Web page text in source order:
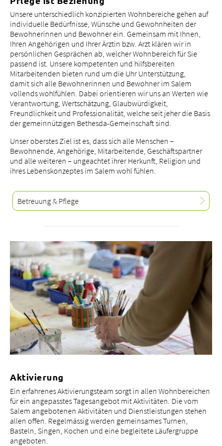
Unsere unterschiedlich konzipierten Wohnbereiche gehen auf
individuelle Bedürfnisse, Wünsche und Gewohnheiten der
Bewohnerinnen und Bewohner ein. Gemeinsam mit Ihnen,
Ihren Angehörigen und Ihrer Ärztin bzw. Arzt klären wir in
persönlichen Gesprächen ab, welcher Wohnbereich für Sie
passend ist. Unsere kompetenten und hilfsbereiten
Mitarbeitenden bieten rund um die Uhr Unterstützung,
damit sich alle Bewohnerinnen und Bewohner im Salem
vollends wohlfühlen. Dabei orientieren wir uns an Werten wie
Verantwortung, Wertschätzung, Glaubwürdigkeit,
Freundlichkeit und Professionalität, welche seit jeher die Basis
der gemeinnützigen Bethesda-Gemeinschaft sind.
Unser oberstes Ziel ist es, dass sich alle Menschen –
Bewohnende, Angehörige, Mitarbeitende, Geschäftspartner
und alle weiteren – ungeachtet ihrer Herkunft, Religion und
ihres Lebenskonzeptes im Salem wohl fühlen.
Betreuung & Pflege
Aktivierung
Ein erfahrenes Aktivierungsteam sorgt in allen Wohnbereichen
für ein angepasstes Tagesangebot mit Aktivitäten. Die vom
Salem angebotenen Aktivitäten und Dienstleistungen stehen
allen offen. Regelmässig werden gemeinsames Turnen,
Basteln, Singen, Kochen und eine begleitete Läufergruppe
angeboten.